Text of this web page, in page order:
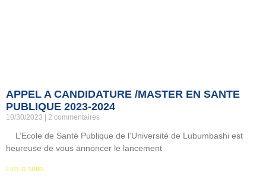
APPEL A CANDIDATURE /MASTER EN SANTE
PUBLIQUE 2023-2024
10/30/2023 2 commentaires
L’Ecole de Santé Publique de l’Université de Lubumbashi est
heureuse de vous annoncer le lancement
Lire la suite